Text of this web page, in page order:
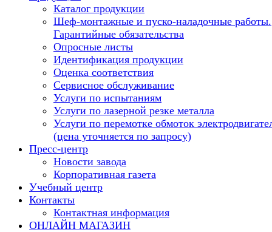
Каталог продукции
Шеф-монтажные и пуско-наладочные работы.
Гарантийные обязательства
Опросные листы
Идентификация продукции
Оценка соответствия
Сервисное обслуживание
Услуги по испытаниям
Услуги по лазерной резке металла
Услуги по перемотке обмоток
(цена уточняется по запросу)
Пресс-центр
Новости завода
Корпоративная газета
Учебный центр
Контакты
Контактная информация
ОНЛАЙН МАГАЗИН